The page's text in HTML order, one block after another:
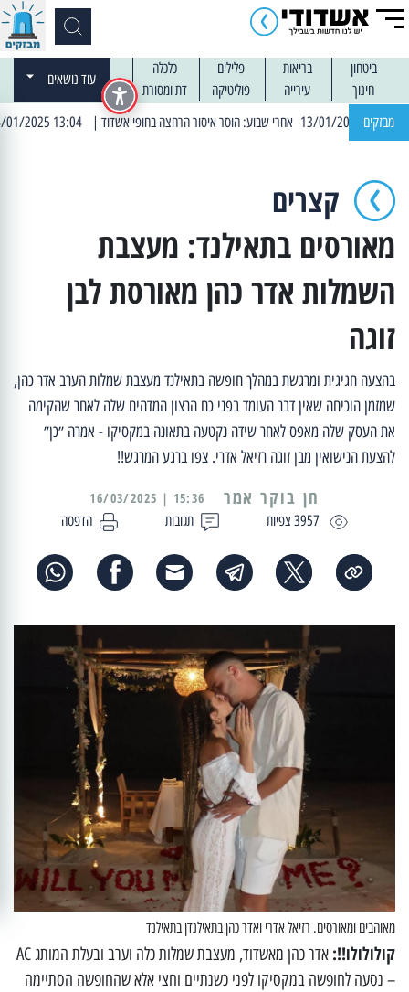
ביטחון בריאות פלילים
כלכלה
חינוך
עירייה פוליטיקה דת ומסורת
עוד נושאים
מבזקים | 13:04 14/01/2025 עובדים בלילות: עבודות קרצוף וריבוד אספלט
קצרים
מאורסים בתאילנד: מעצבת
השמלות אדר כהן מאורסת לבן
זוגה
בהצעה חגיגית ומרגשת במהלך חופשה בתאילנד מעצבת שמלות הערב אדר כהן,
שמזמן הוכיחה שאין דבר העומד בפני כח הרצון המדהים שלה לאחר שהקימה
את העסק שלה מאפס לאחר שידה נקטעה בתאונה במקסיקו - אמרה ״כן״
להצעת הנישואין מבן זוגה רזיאל אדרי. צפו ברגע המרגש!!
3957 צפיות תגובות הדפסה
15:36 | 16/03/2025
מאוהבים ומאורסים. רזיאל אדרי ואדר כהן בתאילנדן בתאילנד
קולולולו!!:
אדר כהן מאשדוד, מעצבת שמלות כלה וערב ובעלת המותג AC
– נסעה לחופשה במקסיקו לפני כשנתיים וחצי אלא שהחופשה הסתיימה